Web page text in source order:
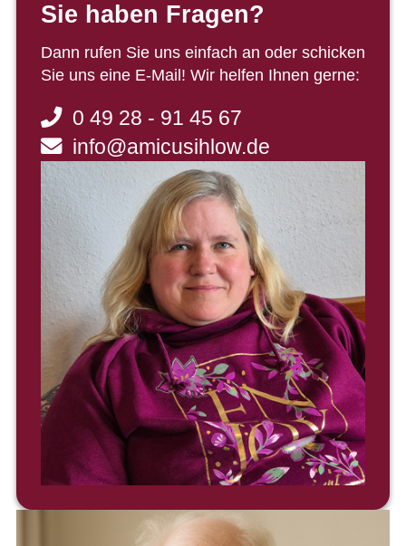
Sie haben Fragen?
Dann rufen Sie uns einfach an oder schicken
Sie uns eine E-Mail! Wir helfen Ihnen gerne:
0 49 28 - 91 45 67
info@amicusihlow.de